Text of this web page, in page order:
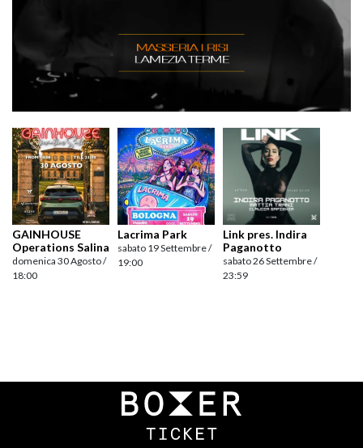
GAINHOUSE
Operations Salina
domenica 30 Agosto /
18:00
Lacrima Park
sabato 19 Settembre /
19:00
Link pres. Indira
Paganotto
sabato 26 Settembre /
23:59
Navigazione